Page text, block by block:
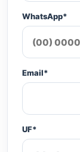
WhatsApp*
Email*
UF*